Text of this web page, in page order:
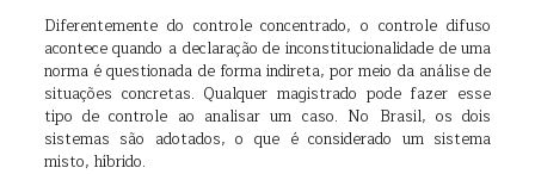
Diferentemente do controle concentrado, o controle difuso
acontece quando a declaração de inconstitucionalidade de uma
norma é questionada de forma indireta, por meio da análise de
situações concretas. Qualquer magistrado pode fazer esse
tipo de controle ao analisar um caso. No Brasil, os dois
sistemas são adotados, o que é considerado um sistema
misto, híbrido.